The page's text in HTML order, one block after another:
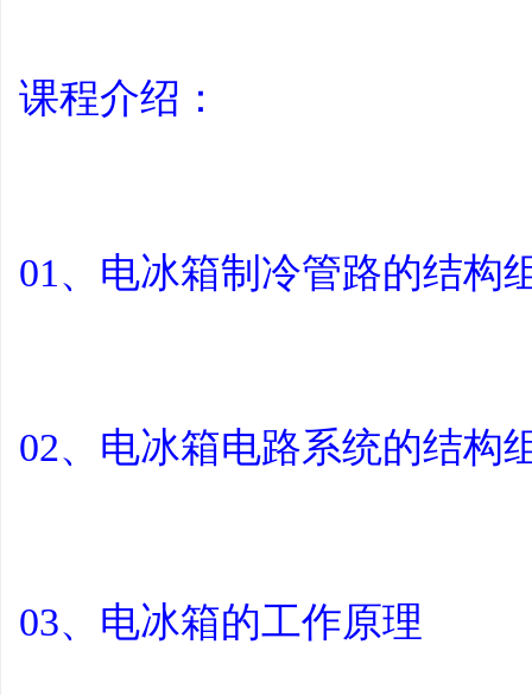
课程介绍：
01、电冰箱制冷管路的结构
02、电冰箱电路系统的结构
03、电冰箱的工作原理